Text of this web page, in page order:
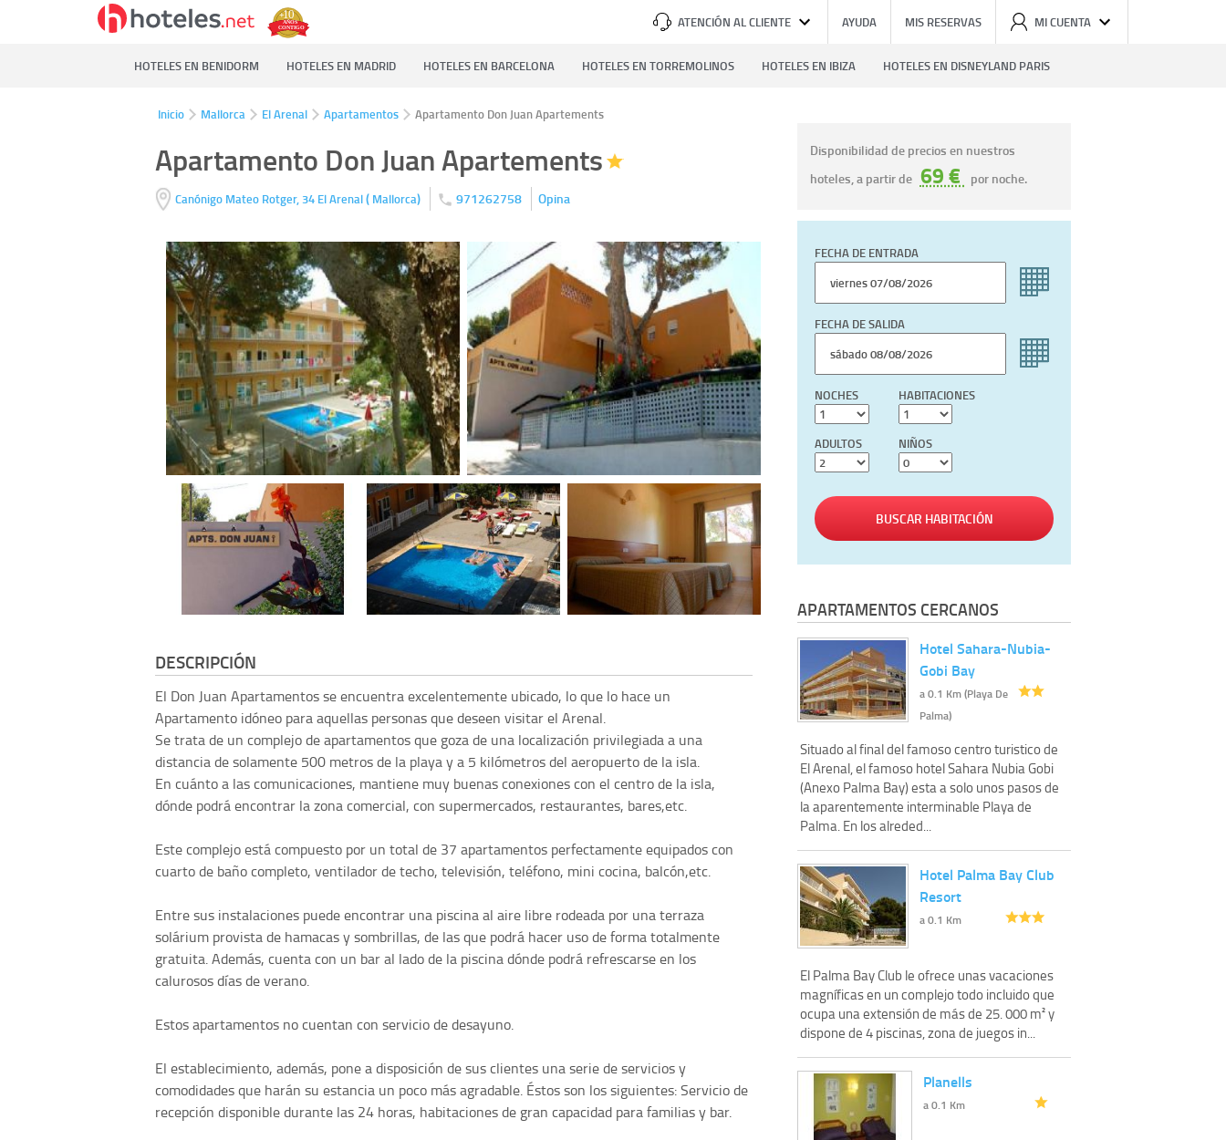
ATENCIÓN AL CLIENTE AYUDA MIS RESERVAS MI CUENTA
HOTELES EN BENIDORM HOTELES EN MADRID HOTELES EN BARCELONA HOTELES EN TORREMOLINOS HOTELES EN IBIZA HOTELES EN DISNEYLAND PARIS
Inicio Mallorca El Arenal Apartamentos Apartamento Don Juan Apartements
Apartamento Don Juan Apartements
Canónigo Mateo Rotger, 34 El Arenal( Mallorca) 971262758 Opina
DESCRIPCIÓN
El Don Juan Apartamentos se encuentra excelentemente ubicado, lo que lo hace un
Apartamento idóneo para aquellas personas que deseen visitar el Arenal.
Se trata de un complejo de apartamentos que goza de una localización privilegiada a una
distancia de solamente 500 metros de la playa y a 5 kilómetros del aeropuerto de la isla.
En cuánto a las comunicaciones, mantiene muy buenas conexiones con el centro de la isla,
dónde podrá encontrar la zona comercial, con supermercados, restaurantes, bares,etc.
Este complejo está compuesto por un total de 37 apartamentos perfectamente equipados con
cuarto de baño completo, ventilador de techo, televisión, teléfono, mini cocina, balcón,etc.
Entre sus instalaciones puede encontrar una piscina al aire libre rodeada por una terraza
solárium provista de hamacas y sombrillas, de las que podrá hacer uso de forma totalmente
gratuita. Además, cuenta con un bar al lado de la piscina dónde podrá refrescarse en los
calurosos días de verano.
Estos apartamentos no cuentan con servicio de desayuno.
El establecimiento, además, pone a disposición de sus clientes una serie de servicios y
comodidades que harán su estancia un poco más agradable. Éstos son los siguientes: Servicio de
recepción disponible durante las 24 horas, habitaciones de gran capacidad para familias y bar.
Disponibilidad de precios en nuestros
hoteles, a partir de 69 € por noche.
FECHA DE ENTRADA
FECHA DE SALIDA
NOCHES HABITACIONES
ADULTOS NIÑOS
BUSCAR HABITACIÓN
APARTAMENTOS CERCANOS
Hotel Sahara-Nubia-
Gobi Bay
a 0.1 Km (Playa De
Palma)
Situado al final del famoso centro turistico de
El Arenal, el famoso hotel Sahara Nubia Gobi
(Anexo Palma Bay) esta a solo unos pasos de
la aparentemente interminable Playa de
Palma. En los alreded...
Hotel Palma Bay Club
Resort
a 0.1 Km
El Palma Bay Club le ofrece unas vacaciones
magníficas en un complejo todo incluido que
ocupa una extensión de más de 25. 000 m² y
dispone de 4 piscinas, zona de juegos in...
Planells
a 0.1 Km